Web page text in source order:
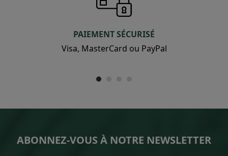
PAIEMENT SÉCURISÉ
Visa, MasterCard ou PayPal
ABONNEZ-VOUS À NOTRE NEWSLETTER